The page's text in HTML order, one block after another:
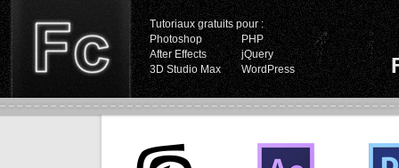
Tutoriaux gratuits pour :
Photoshop
PHP
After Effects
jQuery
3D Studio Max
WordPress